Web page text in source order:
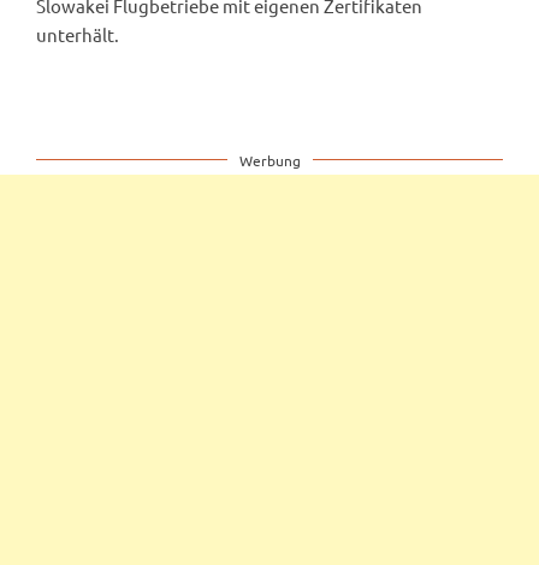
Slowakei Flugbetriebe mit eigenen Zertifikaten
unterhält.
Werbung